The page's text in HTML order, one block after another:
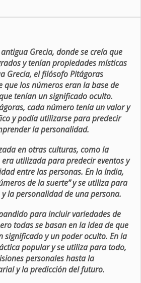
Grecia, donde se creía que
y tenían propiedades místicas
Grecia, el filósofo Pitágoras
los números eran la base de
tenían un significado oculto.
cada número tenía un valor y
y podía utilizarse para predecir
la personalidad.
en otras culturas, como la
utilizada para predecir eventos y
entre las personas. En la India,
de la suerte” y se utiliza para
la personalidad de una persona.
para incluir variedades de
todas se basan en la idea de que
significado y un poder oculto. En la
popular y se utiliza para todo,
personales hasta la
y la predicción del futuro.